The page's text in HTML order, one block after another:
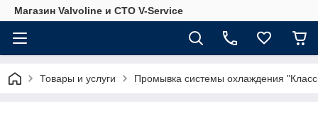
Магазин Valvoline и СТО V-Service
Товары и услуги Промывка системы охлаждения